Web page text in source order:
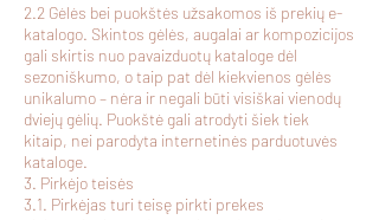
2.2 Gėlės bei puokštės užsakomos iš prekių e-
katalogo. Skintos gėlės, augalai ar kompozicijos
gali skirtis nuo pavaizduotų kataloge dėl
sezoniškumo, o taip pat dėl kiekvienos gėlės
unikalumo – nėra ir negali būti visiškai vienodų
dviejų gėlių. Puokštė gali atrodyti šiek tiek
kitaip, nei parodyta internetinės parduotuvės
kataloge.
3. Pirkėjo teisės
3.1. Pirkėjas turi teisę pirkti prekes